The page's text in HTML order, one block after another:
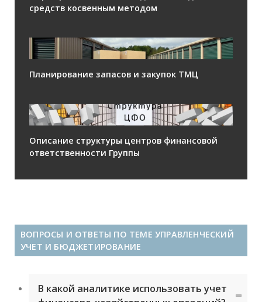
средств косвенным методом
Планирование запасов и закупок ТМЦ
Описание структуры центров финансовой
ответственности Группы
ВОПРОСЫ И ОТВЕТЫ ПО ТЕМЕ УПРАВЛЕНЧЕСКИЙ
УЧЕТ И БЮДЖЕТИРОВАНИЕ
В какой аналитике использовать учет